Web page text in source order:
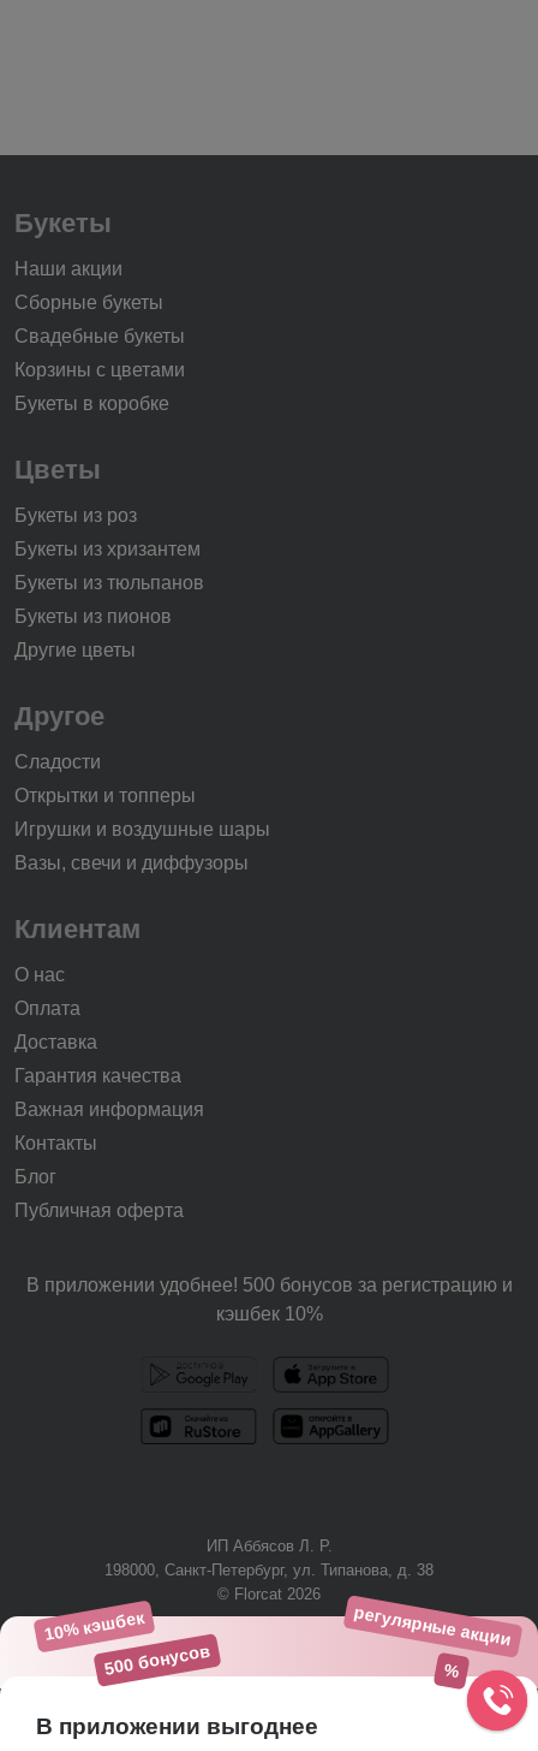
10% кэшбек
500 бонусов
регулярные акции
%
В приложении выгоднее
Букеты
Наши акции
Сборные букеты
Свадебные букеты
Корзины с цветами
Букеты в коробке
Цветы
Букеты из роз
Букеты из хризантем
Букеты из тюльпанов
Букеты из пионов
Другие цветы
Другое
Сладости
Открытки и топперы
Игрушки и воздушные шары
Вазы, свечи и диффузоры
Клиентам
О нас
Оплата
Доставка
Гарантия качества
Важная информация
Контакты
Блог
Публичная оферта
В приложении удобнее! 500 бонусов за регистрацию и
кэшбек 10%
ИП Аббясов Л. Р.
198000, Санкт-Петербург, ул. Типанова, д. 38
© Florcat 2026
+7 (812) 425-61-03